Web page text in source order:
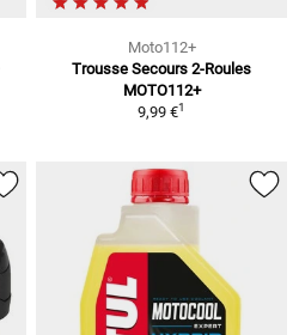
Moto112+
Trousse Secours 2-Roules
MOTO112+
9,99 €1